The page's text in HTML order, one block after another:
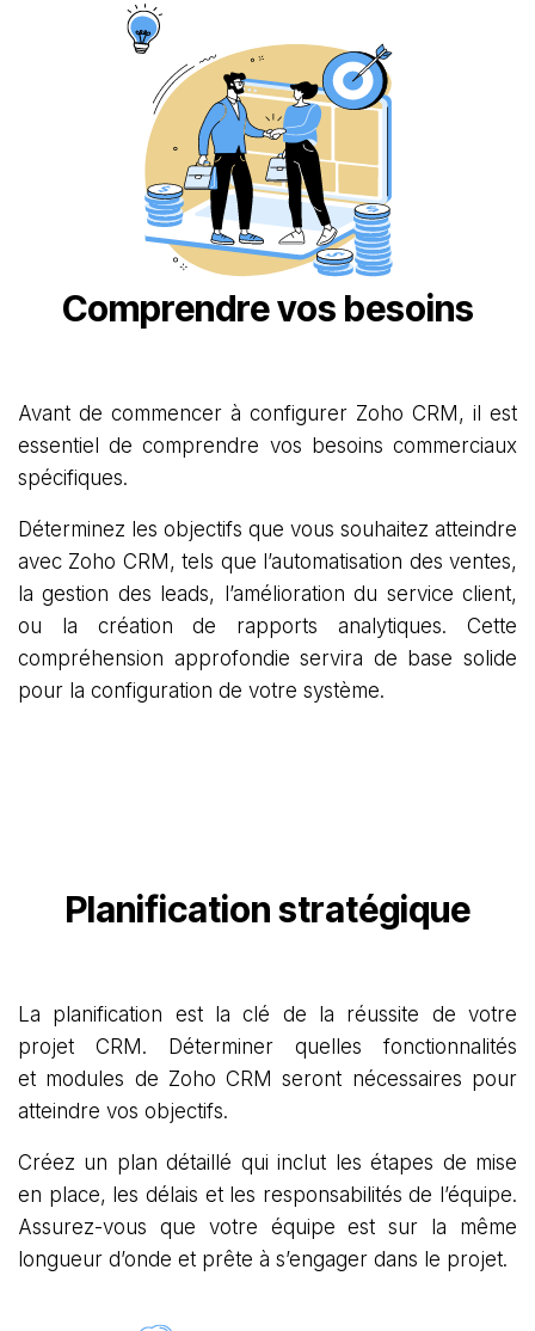
Comprendre vos besoins
Avant de commencer à configurer Zoho CRM, il est
essentiel de comprendre vos besoins commerciaux
spécifiques.
Déterminez les objectifs que vous souhaitez atteindre
avec Zoho CRM, tels que l’automatisation des ventes,
la gestion des leads, l’amélioration du service client,
ou la création de rapports analytiques. Cette
compréhension approfondie servira de base solide
pour la configuration de votre système.
Planification stratégique
La planification est la clé de la réussite de votre
projet CRM. Déterminer quelles fonctionnalités
et modules de Zoho CRM seront nécessaires pour
atteindre vos objectifs.
Créez un plan détaillé qui inclut les étapes de mise
en place, les délais et les responsabilités de l’équipe.
Assurez-vous que votre équipe est sur la même
longueur d’onde et prête à s’engager dans le projet.